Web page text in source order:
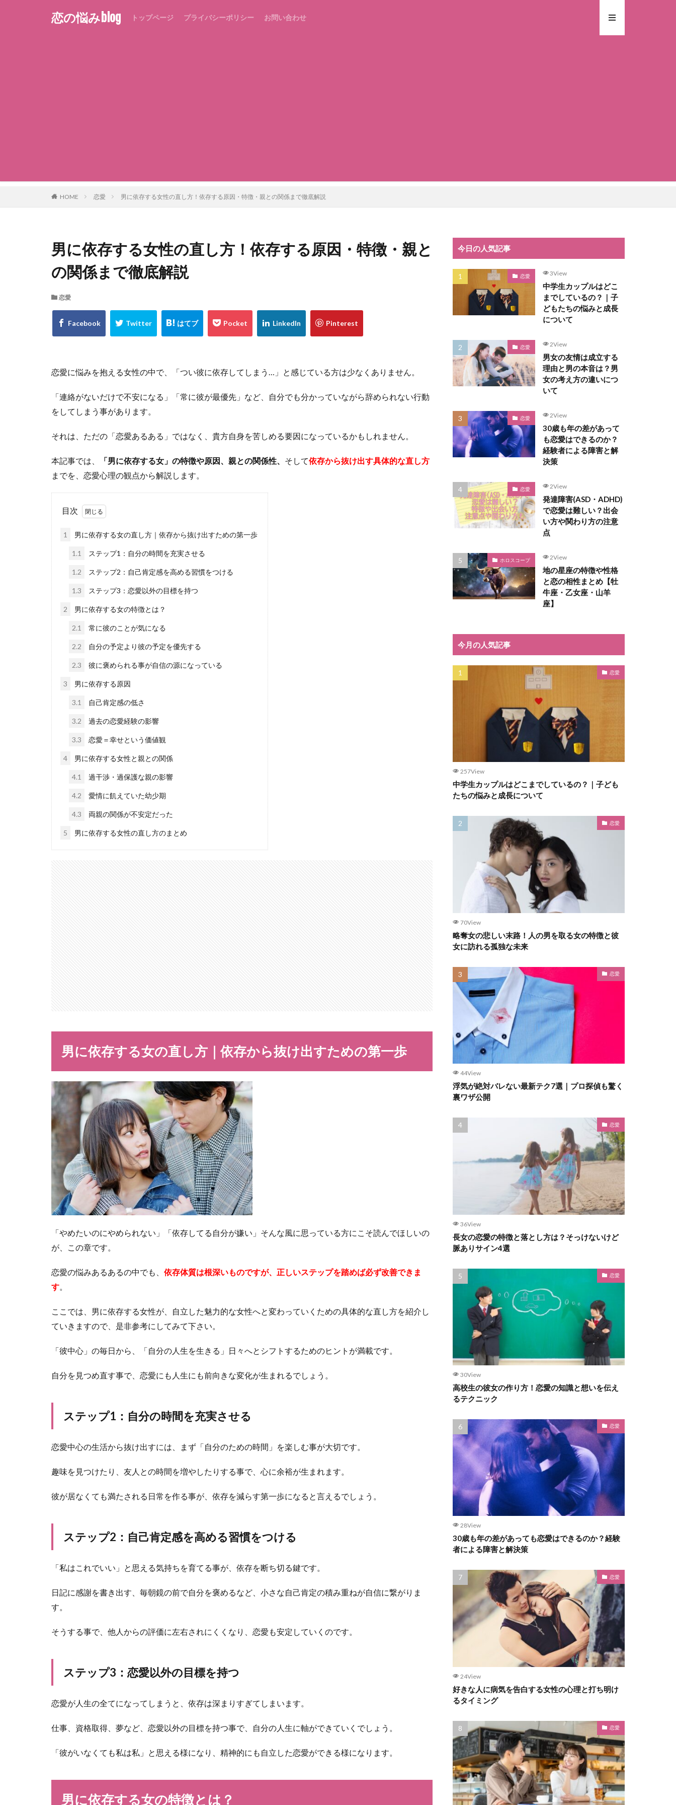
恋の悩みblog トップページ プライバシーポリシー お問い合わせ
HOME 恋愛 男に依存する女性の直し方！依存する原因・特徴・親との関係まで徹底解説
男に依存する女性の直し方！依存する原因・特徴・親と
の関係まで徹底解説
恋愛
恋愛に悩みを抱える女性の中で、「つい彼に依存してしまう…」と感じている方は少なくありません。
「連絡がないだけで不安になる」「常に彼が最優先」など、自分でも分かっていながら辞められない行動
をしてしまう事があります。
それは、ただの「恋愛あるある」ではなく、貴方自身を苦しめる要因になっているかもしれません。
本記事では、 「男に依存する女」の特徴や原因、親との関係性、 そして依存から抜け出す具体的な直し方
までを、恋愛心理の観点から解説します。
目次
1 男に依存する女の直し方｜依存から抜け出すための第一歩
1.1 ステップ1：自分の時間を充実させる
1.2 ステップ2：自己肯定感を高める習慣をつける
1.3 ステップ3：恋愛以外の目標を持つ
2 男に依存する女の特徴とは？
2.1 常に彼のことが気になる
2.2 自分の予定より彼の予定を優先する
2.3 彼に褒められる事が自信の源になっている
3 男に依存する原因
3.1 自己肯定感の低さ
3.2 過去の恋愛経験の影響
3.3 恋愛＝幸せという価値観
4 男に依存する女性と親との関係
4.1 過干渉・過保護な親の影響
4.2 愛情に飢えていた幼少期
4.3 両親の関係が不安定だった
5 男に依存する女性の直し方のまとめ
男に依存する女の直し方｜依存から抜け出すための第一歩
「やめたいのにやめられない」「依存してる自分が嫌い」そんな風に思っている方にこそ読んでほしいの
が、この章です。
恋愛の悩みあるあるの中でも、 依存体質は根深いものですが、正しいステップを踏めば必ず改善できま
す。
ここでは、男に依存する女性が、自立した魅力的な女性へと変わっていくための具体的な直し方を紹介し
ていきますので、是非参考にしてみて下さい。
「彼中心」の毎日から、「自分の人生を生きる」日々へとシフトするためのヒントが満載です。
自分を見つめ直す事で、恋愛にも人生にも前向きな変化が生まれるでしょう。
ステップ1：自分の時間を充実させる
恋愛中心の生活から抜け出すには、まず「自分のための時間」を楽しむ事が大切です。
趣味を見つけたり、友人との時間を増やしたりする事で、心に余裕が生まれます。
彼が居なくても満たされる日常を作る事が、依存を減らす第一歩になると言えるでしょう。
ステップ2：自己肯定感を高める習慣をつける
「私はこれでいい」と思える気持ちを育てる事が、依存を断ち切る鍵です。
日記に感謝を書き出す、毎朝鏡の前で自分を褒めるなど、小さな自己肯定の積み重ねが自信に繋がりま
す。
そうする事で、他人からの評価に左右されにくくなり、恋愛も安定していくのです。
ステップ3：恋愛以外の目標を持つ
恋愛が人生の全てになってしまうと、依存は深まりすぎてしまいます。
仕事、資格取得、夢など、恋愛以外の目標を持つ事で、自分の人生に軸ができていくでしょう。
「彼がいなくても私は私」と思える様になり、精神的にも自立した恋愛ができる様になります。
男に依存する女の特徴とは？
今日の人気記事
恋愛 3View
中学生カップルはどこ
までしているの？｜子
どもたちの悩みと成長
について
恋愛 2View
男女の友情は成立する
理由と男の本音は？男
女の考え方の違いにつ
いて
恋愛 2View
30歳も年の差があって
も恋愛はできるのか？
経験者による障害と解
決策
恋愛 2View
発達障害(ASD・ADHD)
で恋愛は難しい？出会
い方や関わり方の注意
点
ホロスコープ 2View
地の星座の特徴や性格
と恋の相性まとめ【牡
牛座・乙女座・山羊
座】
今月の人気記事
恋愛
257View
中学生カップルはどこまでしているの？｜子ども
たちの悩みと成長について
恋愛
70View
略奪女の悲しい末路！人の男を取る女の特徴と彼
女に訪れる孤独な未来
恋愛
44View
浮気が絶対バレない最新テク7選｜プロ探偵も驚く
裏ワザ公開
恋愛
36View
長女の恋愛の特徴と落とし方は？そっけないけど
脈ありサイン4選
恋愛
30View
高校生の彼女の作り方！恋愛の知識と想いを伝え
るテクニック
恋愛
28View
30歳も年の差があっても恋愛はできるのか？経験
者による障害と解決策
恋愛
24View
好きな人に病気を告白する女性の心理と打ち明け
るタイミング
恋愛